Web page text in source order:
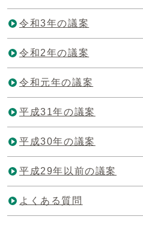
令和3年の議案
令和2年の議案
令和元年の議案
平成31年の議案
平成30年の議案
平成29年以前の議案
よくある質問